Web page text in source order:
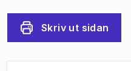
Skriv ut sidan